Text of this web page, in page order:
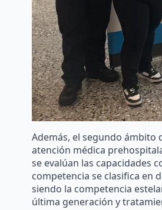
Además, el segundo ámbito
atención médica
se evalúan las capacidades
competencia se clasifica en
siendo la competencia
última generación y